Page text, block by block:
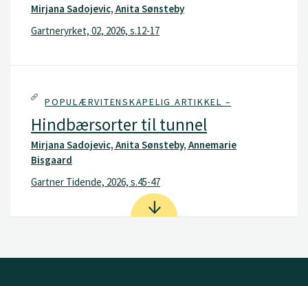
Mirjana Sadojevic, Anita Sønsteby
Gartneryrket, 02, 2026, s.12-17
POPULÆRVITENSKAPELIG ARTIKKEL –
Hindbærsorter til tunnel
Mirjana Sadojevic, Anita Sønsteby, Annemarie
Bisgaard
Gartner Tidende, 2026, s.45-47